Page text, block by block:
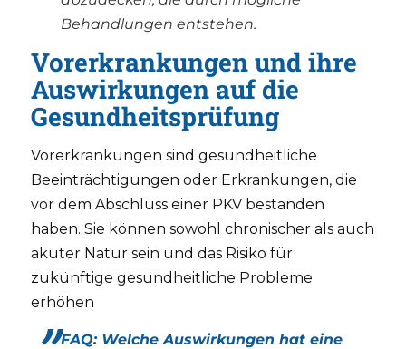
Behandlungen entstehen.
Vorerkrankungen und ihre
Auswirkungen auf die
Gesundheitsprüfung
Vorerkrankungen sind gesundheitliche
Beeinträchtigungen oder Erkrankungen, die
vor dem Abschluss einer PKV bestanden
haben. Sie können sowohl chronischer als auch
akuter Natur sein und das Risiko für
zukünftige gesundheitliche Probleme
erhöhen
FAQ: Welche Auswirkungen hat eine